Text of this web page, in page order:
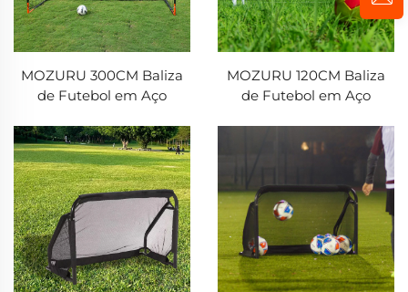
MOZURU 300CM Baliza
de Futebol em Aço
MOZURU 120CM Baliza
de Futebol em Aço